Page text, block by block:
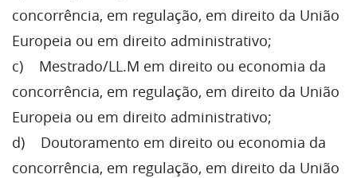
concorrência, em regulação, em direito da União
Europeia ou em direito administrativo;
c) Mestrado/LL.M em direito ou economia da
concorrência, em regulação, em direito da União
Europeia ou em direito administrativo;
d) Doutoramento em direito ou economia da
concorrência, em regulação, em direito da União